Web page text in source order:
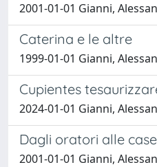
2001-01-01 Gianni,
Caterina e le altre
1999-01-01 Gianni,
Cupientes
2024-01-01 Gianni,
Dagli oratori alle
2001-01-01 Gianni,